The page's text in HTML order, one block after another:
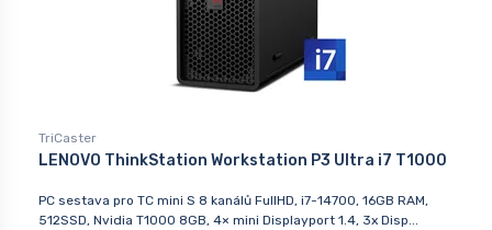
TriCaster
LENOVO ThinkStation Workstation P3 Ultra i7 T1000
PC sestava pro TC mini S 8 kanálů FullHD, i7-14700, 16GB RAM,
512SSD, Nvidia T1000 8GB, 4× mini Displayport 1.4, 3x Disp...